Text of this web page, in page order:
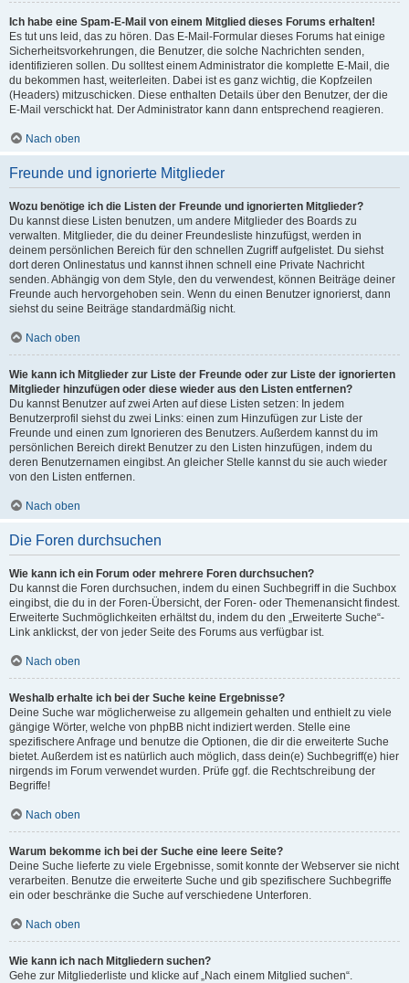
Ich habe eine Spam-E-Mail von einem Mitglied dieses Forums erhalten!
Es tut uns leid, das zu hören. Das E-Mail-Formular dieses Forums hat einige
Sicherheitsvorkehrungen, die Benutzer, die solche Nachrichten senden,
identifizieren sollen. Du solltest einem Administrator die komplette E-Mail, die
du bekommen hast, weiterleiten. Dabei ist es ganz wichtig, die Kopfzeilen
(Headers) mitzuschicken. Diese enthalten Details über den Benutzer, der die
E-Mail verschickt hat. Der Administrator kann dann entsprechend reagieren.
Nach oben
Freunde und ignorierte Mitglieder
Wozu benötige ich die Listen der Freunde und ignorierten Mitglieder?
Du kannst diese Listen benutzen, um andere Mitglieder des Boards zu
verwalten. Mitglieder, die du deiner Freundesliste hinzufügst, werden in
deinem persönlichen Bereich für den schnellen Zugriff aufgelistet. Du siehst
dort deren Onlinestatus und kannst ihnen schnell eine Private Nachricht
senden. Abhängig von dem Style, den du verwendest, können Beiträge deiner
Freunde auch hervorgehoben sein. Wenn du einen Benutzer ignorierst, dann
siehst du seine Beiträge standardmäßig nicht.
Nach oben
Wie kann ich Mitglieder zur Liste der Freunde oder zur Liste der ignorierten
Mitglieder hinzufügen oder diese wieder aus den Listen entfernen?
Du kannst Benutzer auf zwei Arten auf diese Listen setzen: In jedem
Benutzerprofil siehst du zwei Links: einen zum Hinzufügen zur Liste der
Freunde und einen zum Ignorieren des Benutzers. Außerdem kannst du im
persönlichen Bereich direkt Benutzer zu den Listen hinzufügen, indem du
deren Benutzernamen eingibst. An gleicher Stelle kannst du sie auch wieder
von den Listen entfernen.
Nach oben
Die Foren durchsuchen
Wie kann ich ein Forum oder mehrere Foren durchsuchen?
Du kannst die Foren durchsuchen, indem du einen Suchbegriff in die Suchbox
eingibst, die du in der Foren-Übersicht, der Foren- oder Themenansicht findest.
Erweiterte Suchmöglichkeiten erhältst du, indem du den „Erweiterte Suche“-
Link anklickst, der von jeder Seite des Forums aus verfügbar ist.
Nach oben
Weshalb erhalte ich bei der Suche keine Ergebnisse?
Deine Suche war möglicherweise zu allgemein gehalten und enthielt zu viele
gängige Wörter, welche von phpBB nicht indiziert werden. Stelle eine
spezifischere Anfrage und benutze die Optionen, die dir die erweiterte Suche
bietet. Außerdem ist es natürlich auch möglich, dass dein(e) Suchbegriff(e) hier
nirgends im Forum verwendet wurden. Prüfe ggf. die Rechtschreibung der
Begriffe!
Nach oben
Warum bekomme ich bei der Suche eine leere Seite?
Deine Suche lieferte zu viele Ergebnisse, somit konnte der Webserver sie nicht
verarbeiten. Benutze die erweiterte Suche und gib spezifischere Suchbegriffe
ein oder beschränke die Suche auf verschiedene Unterforen.
Nach oben
Wie kann ich nach Mitgliedern suchen?
Gehe zur Mitgliederliste und klicke auf „Nach einem Mitglied suchen“.